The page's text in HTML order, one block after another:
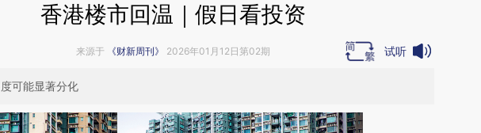
香港楼市回温｜假日看投资
来源于 《财新周刊》 2026年01月12日第02期 试听
可能显著分化